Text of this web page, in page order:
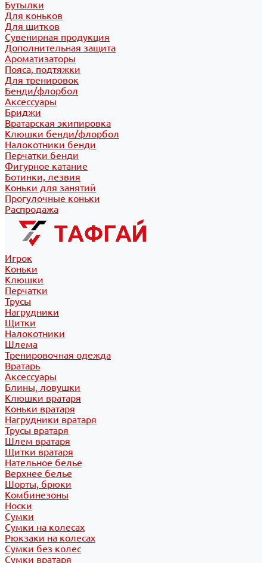
Бутылки
Для коньков
Для щитков
Сувенирная продукция
Дополнительная защита
Ароматизаторы
Пояса, подтяжки
Для тренировок
Бенди/флорбол
Аксессуары
Бриджи
Вратарская экипировка
Клюшки бенди/флорбол
Налокотники бенди
Перчатки бенди
Фигурное катание
Ботинки, лезвия
Коньки для занятий
Прогулочные коньки
Распродажа
Игрок
Коньки
Клюшки
Перчатки
Трусы
Нагрудники
Щитки
Налокотники
Шлема
Тренировочная одежда
Вратарь
Аксессуары
Блины, ловушки
Клюшки вратаря
Коньки вратаря
Нагрудники вратаря
Трусы вратаря
Шлем вратаря
Щитки вратаря
Нательное белье
Верхнее белье
Шорты, брюки
Комбинезоны
Носки
Сумки
Сумки на колесах
Рюкзаки на колесах
Сумки без колес
Сумки вратаря